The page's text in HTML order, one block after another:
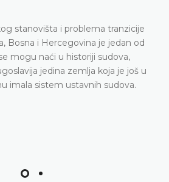
stanovišta i problema tranzicije
Bosna i Hercegovina je jedan od
mogu naći u historiji sudova,
jedina zemlja koja je još u
imala sistem ustavnih sudova.